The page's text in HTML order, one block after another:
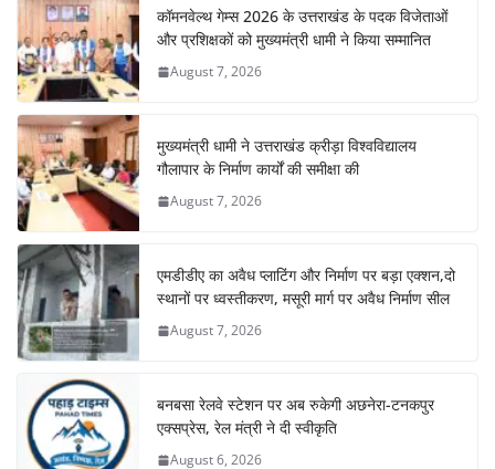
कॉमनवेल्थ गेम्स 2026 के उत्तराखंड के पदक विजेताओं
और प्रशिक्षकों को मुख्यमंत्री धामी ने किया सम्मानित
August 7, 2026
मुख्यमंत्री धामी ने उत्तराखंड क्रीड़ा विश्वविद्यालय
गौलापार के निर्माण कार्यों की समीक्षा की
August 7, 2026
एमडीडीए का अवैध प्लाटिंग और निर्माण पर बड़ा एक्शन,दो
स्थानों पर ध्वस्तीकरण, मसूरी मार्ग पर अवैध निर्माण सील
August 7, 2026
बनबसा रेलवे स्टेशन पर अब रुकेगी अछनेरा-टनकपुर
एक्सप्रेस, रेल मंत्री ने दी स्वीकृति
August 6, 2026